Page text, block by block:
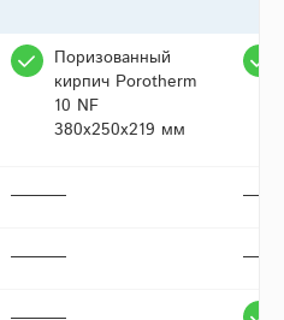
Поризованный
кирпич Porotherm
10 NF
380х250х219 мм